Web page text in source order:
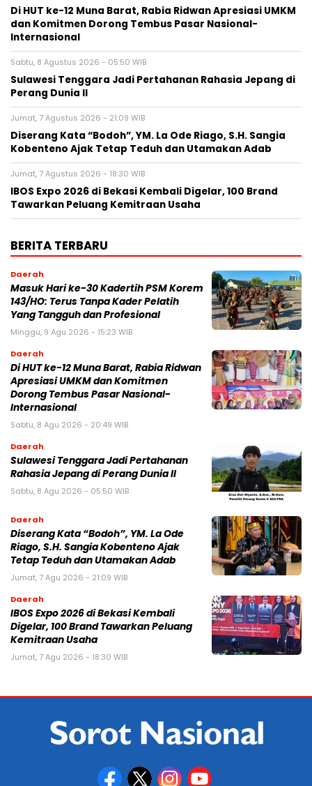
Di HUT ke-12 Muna Barat, Rabia Ridwan Apresiasi UMKM
dan Komitmen Dorong Tembus Pasar Nasional-
Internasional
Sabtu, 8 Agustus 2026 - 05:50 WIB
Sulawesi Tenggara Jadi Pertahanan Rahasia Jepang di
Perang Dunia II
Jumat, 7 Agustus 2026 - 21:09 WIB
Diserang Kata “Bodoh”, YM. La Ode Riago, S.H. Sangia
Kobenteno Ajak Tetap Teduh dan Utamakan Adab
Jumat, 7 Agustus 2026 - 18:30 WIB
IBOS Expo 2026 di Bekasi Kembali Digelar, 100 Brand
Tawarkan Peluang Kemitraan Usaha
BERITA TERBARU
Daerah
Masuk Hari ke-30 Kadertih PSM Korem
143/HO: Terus Tanpa Kader Pelatih
Yang Tangguh dan Profesional
Minggu, 9 Agu 2026 - 15:23 WIB
Daerah
Di HUT ke-12 Muna Barat, Rabia Ridwan
Apresiasi UMKM dan Komitmen
Dorong Tembus Pasar Nasional-
Internasional
Sabtu, 8 Agu 2026 - 20:49 WIB
Daerah
Sulawesi Tenggara Jadi Pertahanan
Rahasia Jepang di Perang Dunia II
Sabtu, 8 Agu 2026 - 05:50 WIB
Daerah
Diserang Kata “Bodoh”, YM. La Ode
Riago, S.H. Sangia Kobenteno Ajak
Tetap Teduh dan Utamakan Adab
Jumat, 7 Agu 2026 - 21:09 WIB
Daerah
IBOS Expo 2026 di Bekasi Kembali
Digelar, 100 Brand Tawarkan Peluang
Kemitraan Usaha
Jumat, 7 Agu 2026 - 18:30 WIB